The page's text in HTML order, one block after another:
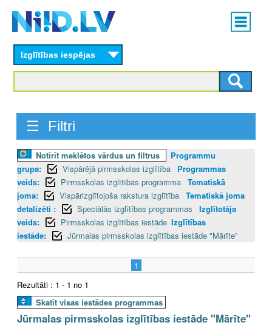
content
Main
menu
Izglītības iespējas
☰ Filtri
Notīrīt meklētos vārdus un filtrus
Programmu
grupa:
Vispārējā pirmsskolas izglītība
Programmas
veids:
Pirmsskolas izglītības programma Tematiskā
joma:
Vispārizglītojoša rakstura izglītība Tematiskā joma
detalizēti :
Speciālās izglītības programmas
Izglītotāja
veids:
Pirmsskolas izglītības iestāde Izglītības
iestāde:
Jūrmalas pirmsskolas izglītības iestāde "Mārīte"
1
Rezultāti : 1 - 1 no 1
Skatīt visas iestādes programmas
Jūrmalas pirmsskolas izglītības iestāde "Mārīte"